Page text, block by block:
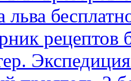
льва
рецептов